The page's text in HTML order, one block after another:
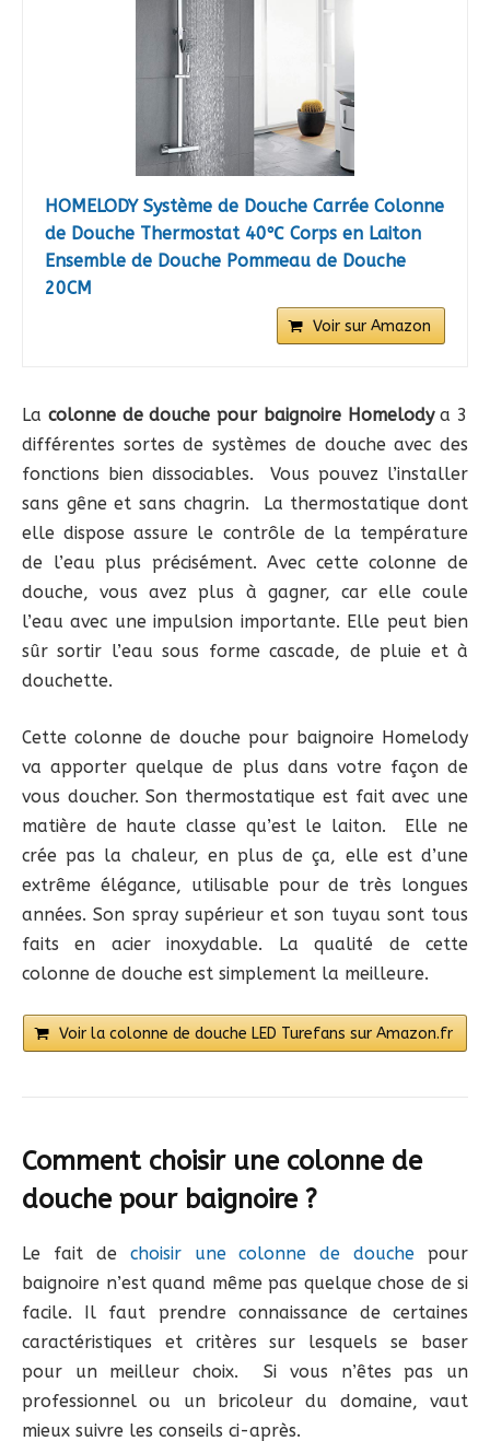
HOMELODY Système de Douche Carrée Colonne
de Douche Thermostat 40℃ Corps en Laiton
Ensemble de Douche Pommeau de Douche
20CM
Voir sur Amazon
La colonne de douche pour baignoire Homelodya 3
différentes sortes de systèmes de douche avec des
fonctions bien dissociables. Vous pouvez l’installer
sans gêne et sans chagrin. La thermostatique dont
elle dispose assure le contrôle de la température
de l’eau plus précisément. Avec cette colonne de
douche, vous avez plus à gagner, car elle coule
l’eau avec une impulsion importante. Elle peut bien
sûr sortir l’eau sous forme cascade, de pluie et à
douchette.
Cette colonne de douche pour baignoire Homelody
va apporter quelque de plus dans votre façon de
vous doucher. Son thermostatique est fait avec une
matière de haute classe qu’est le laiton. Elle ne
crée pas la chaleur, en plus de ça, elle est d’une
extrême élégance, utilisable pour de très longues
années. Son spray supérieur et son tuyau sont tous
faits en acier inoxydable. La qualité de cette
colonne de douche est simplement la meilleure.
Voir la colonne de douche LED Turefans sur Amazon.fr
Comment choisir une colonne de
douche pour baignoire ?
Le fait de choisir une colonne de douche pour
baignoire n’est quand même pas quelque chose de si
facile. Il faut prendre connaissance de certaines
caractéristiques et critères sur lesquels se baser
pour un meilleur choix. Si vous n’êtes pas un
professionnel ou un bricoleur du domaine, vaut
mieux suivre les conseils ci-après.